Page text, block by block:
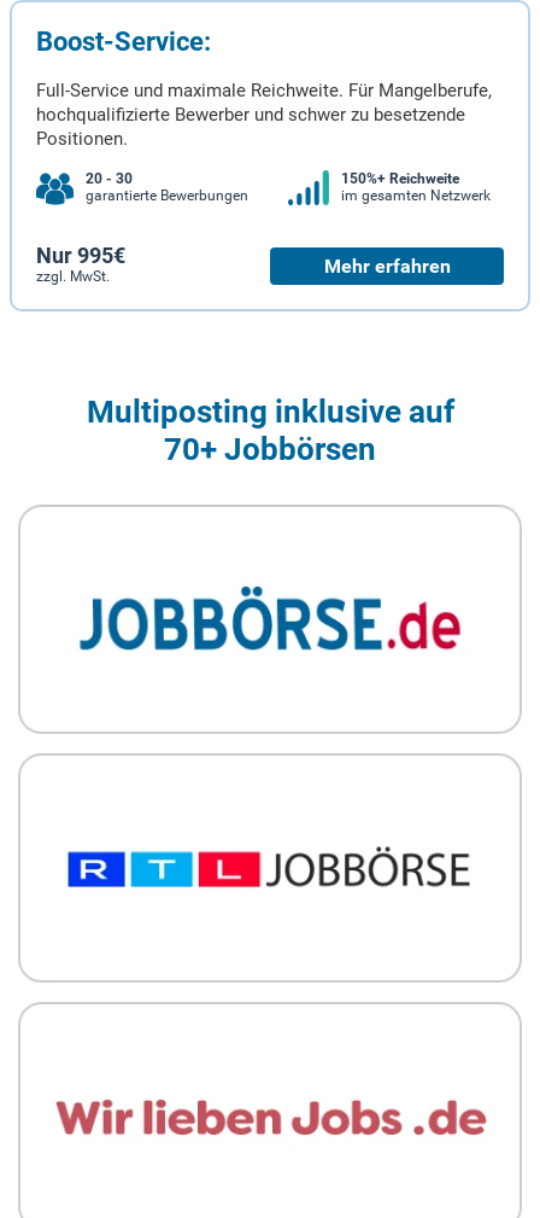
Boost-Service:
Full-Service und maximale Reichweite. Für Mangelberufe,
hochqualifizierte Bewerber und schwer zu besetzende
Positionen.
20 - 30
garantierte Bewerbungen
150%+ Reichweite
im gesamten Netzwerk
Nur 995€
zzgl. MwSt. Mehr erfahren
Multiposting inklusive auf
70+ Jobbörsen